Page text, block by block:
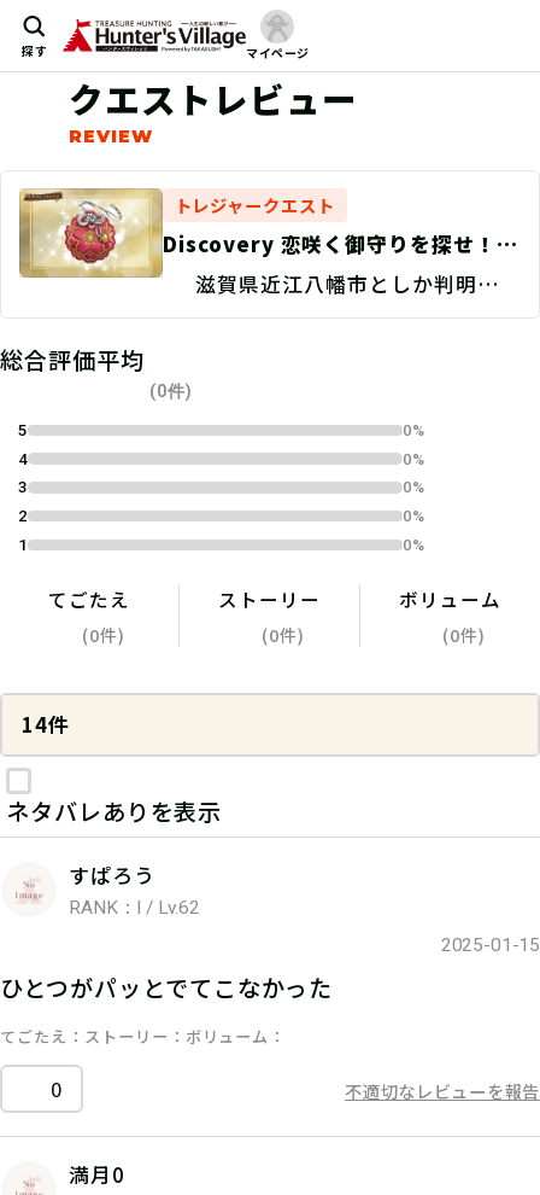
探す マイページ
クエストレビュー
トレジャークエスト
Discovery 恋咲く御守りを探せ！/
捜索地点特定
滋賀県近江八幡市としか判明して
いない。
総合評価平均
(0件)
5
0%
4
0%
3
0%
2
0%
1
0%
てごたえ
(0件)
ストーリー
(0件)
ボリューム
(0件)
14件
ネタバレありを表示
すぱろう
RANK：I / Lv.62
2025-01-15
ひとつがパッとでてこなかった
てごたえ ストーリー ボリューム
0 不適切なレビューを報告
満月0